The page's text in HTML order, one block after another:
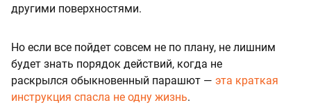
другими поверхностями.
Но если все пойдет совсем не по плану, не лишним
будет знать порядок действий, когда не
раскрылся обыкновенный парашют — эта краткая
инструкция спасла не одну жизнь.